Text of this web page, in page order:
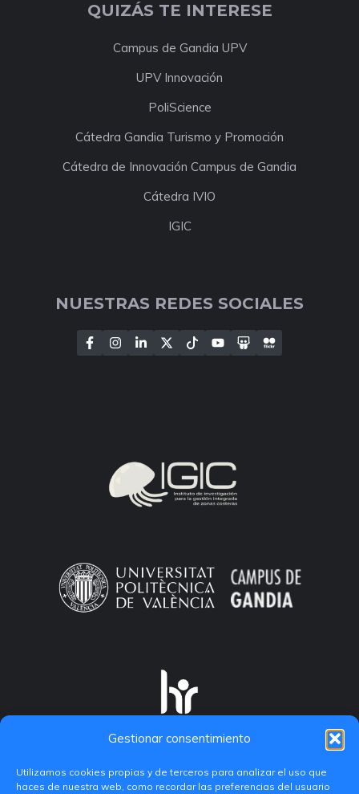
Gestionar consentimiento
Utilizamos cookies propias y de terceros para analizar el uso que
haces de nuestra web, como recordar las preferencias del usuario
QUIZÁS TE INTERESE
Campus de Gandia UPV
UPV Innovación
PoliScience
Cátedra Gandia Turismo y Promoción
Cátedra de Innovación Campus de Gandia
Cátedra IVIO
IGIC
NUESTRAS REDES SOCIALES